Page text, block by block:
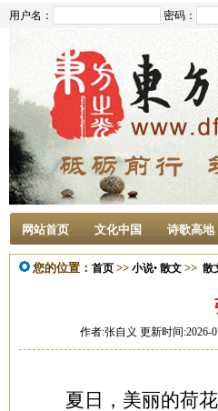
用户名： 密码：
网站首页 文化中国 诗歌高地
您的位置： 首页 >> 小说• 散文 >> 散
作者:张自义 更新时间:2026-
夏日，美丽的荷